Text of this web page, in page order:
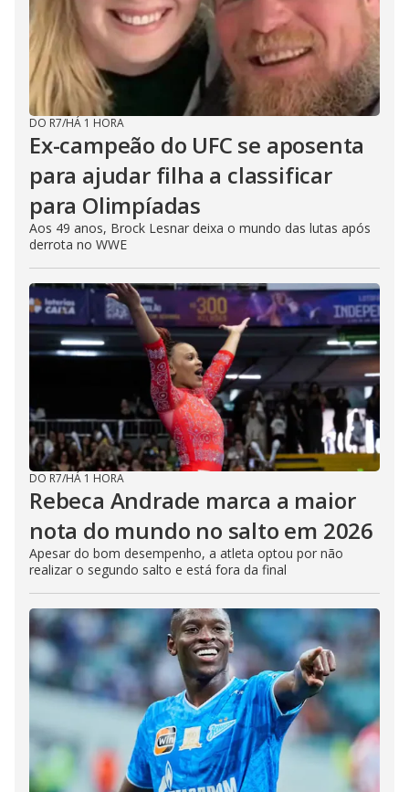
DO R7/HÁ 1 HORA
Ex-campeão do UFC se aposenta
para ajudar filha a classificar
para Olimpíadas
Aos 49 anos, Brock Lesnar deixa o mundo das lutas após
derrota no WWE
DO R7/HÁ 1 HORA
Rebeca Andrade marca a maior
nota do mundo no salto em 2026
Apesar do bom desempenho, a atleta optou por não
realizar o segundo salto e está fora da final